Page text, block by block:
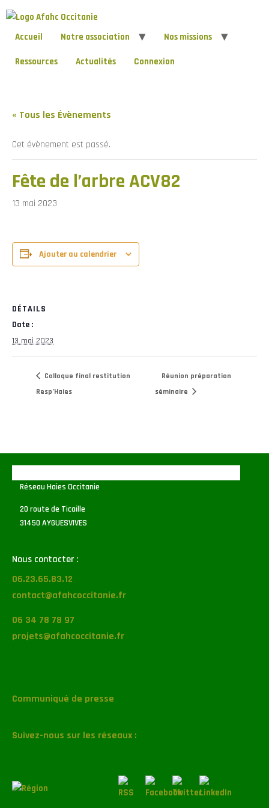
Accueil Notre association Nos missions
Ressources Actualités Connexion
« Tous les Évènements
Cet évènement est passé.
Fête de l’arbre ACV82
13 mai 2023
Ajouter au calendrier
DÉTAILS
Date :
13 mai 2023
Colloque final restitution
Resp’Haies
Réunion préparation
séminaire
Réseau Haies Occitanie
20 route de Ticaille
31450 AYGUESVIVES
Nous contacter :
06.23.65.83.12
contact@afahcoccitanie.fr
06 34 78 78 97
projets@afahcoccitanie.fr
Communiqué de presse
Suivez-nous sur les réseaux :